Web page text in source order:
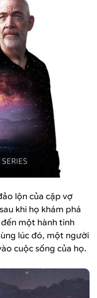
lộn của cặp vợ
khi họ khám phá
một hành tinh
lúc đó, một người
cuộc sống của họ.